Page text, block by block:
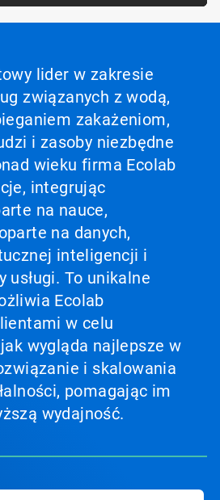
lider w zakresie
związanych z wodą,
zakażeniom,
i zasoby niezbędne
wieku firma Ecolab
integrując
na nauce,
na danych,
inteligencji i
usługi. To unikalne
Ecolab
w celu
wygląda najlepsze w
i skalowania
pomagając im
wydajność.